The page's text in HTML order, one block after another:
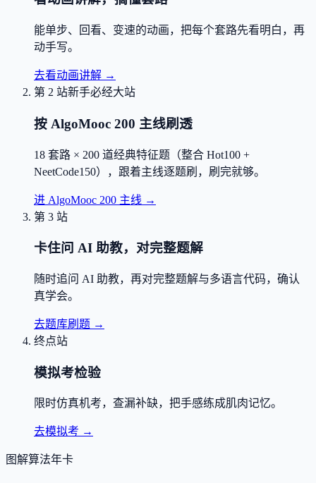
能单步、回看、变速的动画，把每个套路先看明白，再
动手写。
去看动画讲解 →
第 2 站新手必经大站
按 AlgoMooc 200 主线刷透
18 套路 × 200 道经典特征题（整合 Hot100 +
NeetCode150），跟着主线逐题刷，刷完就够。
进 AlgoMooc 200 主线 →
第 3 站
卡住问 AI 助教，对完整题解
随时追问 AI 助教，再对完整题解与多语言代码，确认
真学会。
去题库刷题 →
终点站
模拟考检验
限时仿真机考，查漏补缺，把手感练成肌肉记忆。
去模拟考 →
图解算法年卡